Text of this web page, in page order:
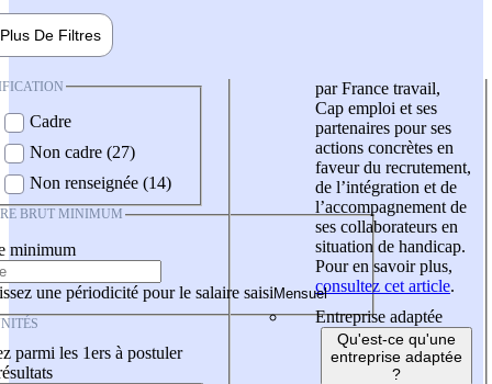
Plus De Filtres
Cadre
Non cadre (27)
Non renseignée (14)
BRUT MINIMUM
minimum
une périodicité pour le salaire saisi
parmi les 1ers à postuler
par France travail,
Cap emploi et ses
partenaires pour ses
actions concrètes en
faveur du recrutement,
de l’intégration et de
l’accompagnement de
ses collaborateurs en
situation de handicap.
Pour en savoir plus,
consultez cet article.
Entreprise adaptée
Qu'est-ce qu'une
entreprise adaptée
?